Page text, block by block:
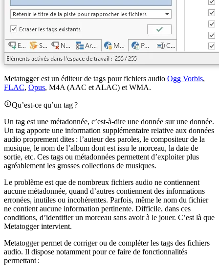
Metatogger est un éditeur de tags pour fichiers audio Ogg Vorbis,
FLAC, Opus, M4A (AAC et ALAC) et WMA.
Qu’est-ce qu’un tag ?
Un tag est une métadonnée, c’est-à-dire une donnée sur une donnée.
Un tag apporte une information supplémentaire relative aux données
audio proprement dites : l’auteur des paroles, le compositeur de la
musique, le nom de l’album dont est issu le morceau, la date de
sortie, etc. Ces tags ou métadonnées permettent d’exploiter plus
agréablement les grosses collections de musiques.
Le problème est que de nombreux fichiers audio ne contiennent
aucune métadonnée, quand d’autres contiennent des informations
erronées, inutiles ou incohérentes. Parfois, même le nom du fichier
ne contient aucune information pertinente. Difficile, dans ces
conditions, d’identifier un morceau sans avoir à le jouer. C’est là que
Metatogger intervient.
Metatogger permet de corriger ou de compléter les tags des fichiers
audio. Il dispose notamment pour ce faire de fonctionnalités
permettant :